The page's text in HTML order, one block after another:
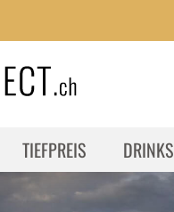
TIEFPREIS DRINKS